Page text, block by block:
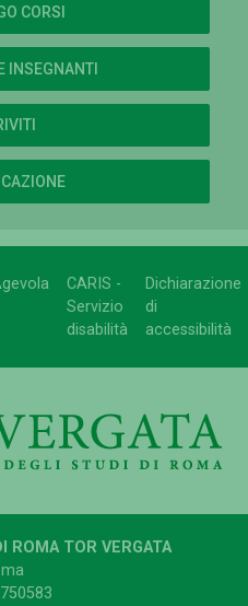
CORSI
INSEGNANTI
CARIS -
Servizio
disabilità
Dichiarazione
di
accessibilità
ROMA TOR VERGATA